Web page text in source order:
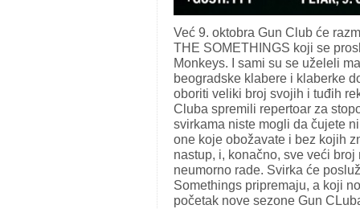
Već 9. oktobra Gun Club će
THE SOMETHINGS koji se
Monkeys. I sami su se uželeli
beogradske klabere i klaberke
oboriti veliki broj svojih i tuđih
Cluba spremili repertoar za
svirkama niste mogli da čujete
one koje obožavate i bez kojih
nastup, i, konačno, sve veći
neumorno rade. Svirka će
Somethings pripremaju, a koji
početak nove sezone Gun